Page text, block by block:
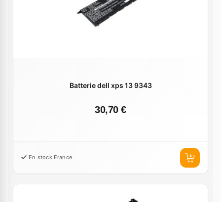
Batterie dell xps 13 9343
30,70 €
En stock France